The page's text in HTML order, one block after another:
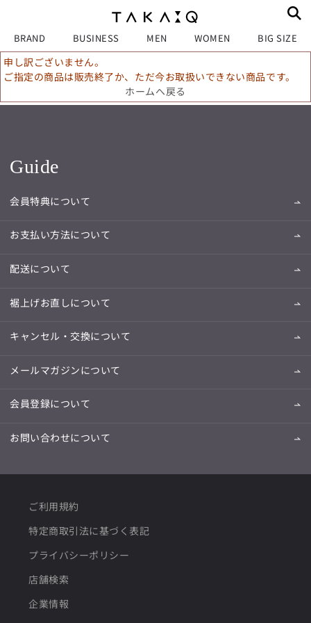
BRAND BUSINESS MEN WOMEN BIG SIZE
申し訳ございません。
ご指定の商品は販売終了か、ただ今お取扱いできない商品です。
ホームへ戻る
Guide
会員特典について
お支払い方法について
配送について
裾上げお直しについて
キャンセル・交換について
メールマガジンについて
会員登録について
お問い合わせについて
ご利用規約
特定商取引法に基づく表記
プライバシーポリシー
店舗検索
企業情報